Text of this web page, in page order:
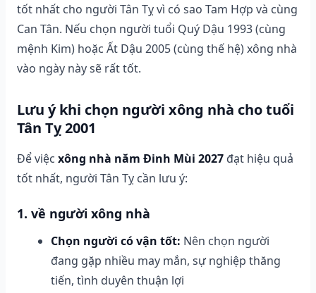
tốt nhất cho người Tân Tỵ vì có sao Tam Hợp và cùng
Can Tân. Nếu chọn người tuổi Quý Dậu 1993 (cùng
mệnh Kim) hoặc Ất Dậu 2005 (cùng thế hệ) xông nhà
vào ngày này sẽ rất tốt.
Lưu ý khi chọn người xông nhà cho tuổi
Tân Tỵ 2001
Để việc xông nhà năm Đinh Mùi 2027 đạt hiệu quả
tốt nhất, người Tân Tỵ cần lưu ý:
1. về người xông nhà
Chọn người có vận tốt: Nên chọn người
đang gặp nhiều may mắn, sự nghiệp thăng
tiến, tình duyên thuận lợi